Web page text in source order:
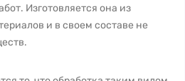
Изготовляется она из
и в своем составе не